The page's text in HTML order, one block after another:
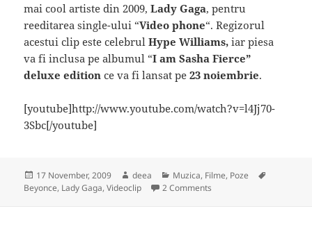
mai cool artiste din 2009,Lady Gaga, pentru
reeditarea single-ului “Video phone“. Regizorul
acestui clip este celebrulHype Williams, iar piesa
va fi inclusa pe albumul “I am Sasha Fierce”
deluxe edition ce va fi lansat pe23 noiembrie.
[youtube]http://www.youtube.com/watch?v=l4Jj70-
3Sbc[/youtube]
Posted
on
17 November, 2009 Author
deea Categories
Muzica, Filme, Poze
Beyonce, Lady Gaga,Videoclip 2 Comments